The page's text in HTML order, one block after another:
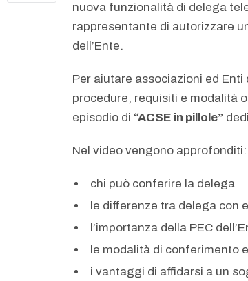
nuova funzionalità di delega
rappresentante di autorizzare
dell’Ente.
Per aiutare associazioni ed
procedure, requisiti e modalità
episodio di “ACSE in pillole”
Nel video vengono approfonditi:
chi può conferire la delega
le differenze tra delega con
l’importanza della PEC
le modalità di conferimento
i vantaggi di affidarsi a un